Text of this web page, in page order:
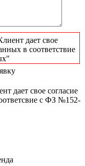
дает свое
в соответствие
дает свое согласие
с ФЗ №152-